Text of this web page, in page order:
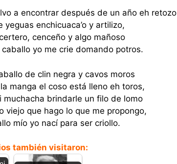
a encontrar después de un año eh retozo
yeguas enchicuaca’o y artilizo,
cenceño y algo mañoso
yo me crie domando potros.
de clin negra y cavos moros
manga el coso está lleno eh toros,
muchacha brindarle un filo de lomo
viejo que hago lo que me propongo,
mío yo nací para ser criollo.
también visitaron: